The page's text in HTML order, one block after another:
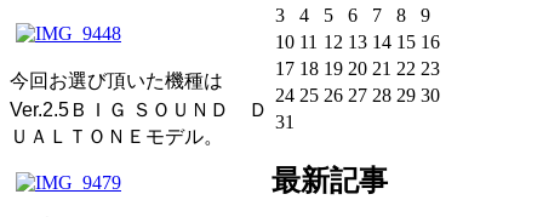
今回お選び頂いた機種は
Ver.2.5 ＢＩＧ ＳＯＵＮＤ Ｄ
ＵＡＬＴＯＮＥ モデル。
3
4 5 6 7 8
9
10 11 12 13 14 15 16
17 18 19 20 21 22 23
24 25 26 27 28 29 30
31
最新記事